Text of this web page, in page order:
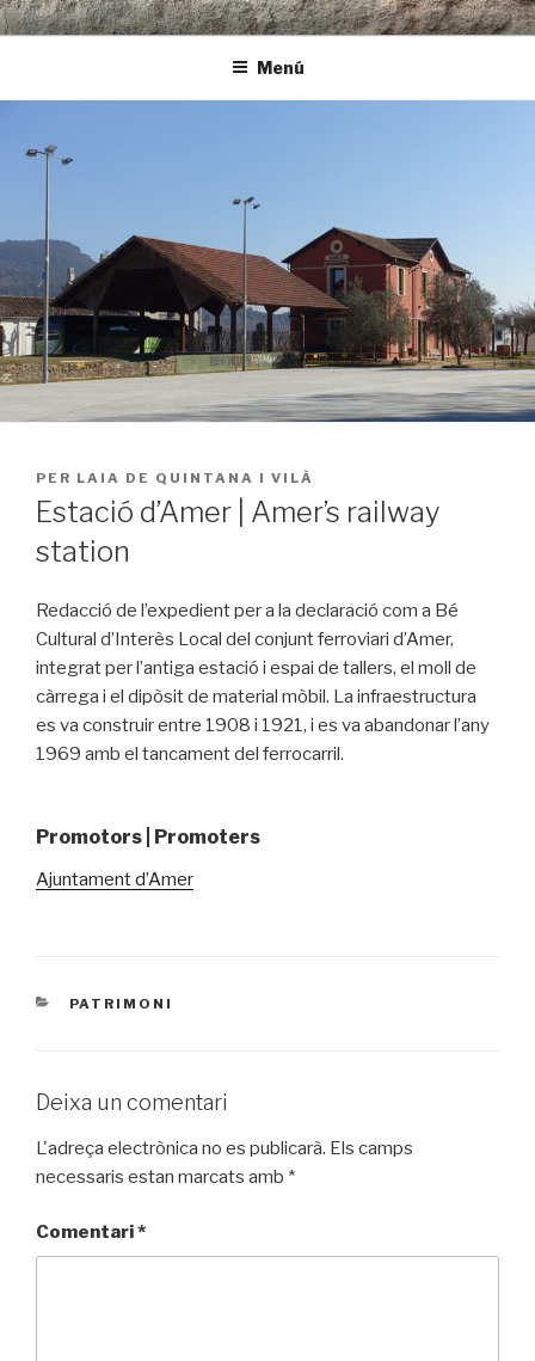
Vés
al
LAR | arquitectura i rehabilitació
Menú
PUBLICAT
A
PER LAIA DE QUINTANA I VILÀ
Estació d’Amer | Amer’s railway
station
Redacció de l’expedient per a la declaració com a Bé
Cultural d’Interès Local del conjunt ferroviari d’Amer,
integrat per l’antiga estació i espai de tallers, el moll de
càrrega i el dipòsit de material mòbil. La infraestructura
es va construir entre 1908 i 1921, i es va abandonar l’any
1969 amb el tancament del ferrocarril.
Promotors | Promoters
Ajuntament d’Amer
CATEGORIES
PATRIMONI
Deixa un comentari
L'adreça electrònica no es publicarà. Els camps
necessaris estan marcats amb *
Comentari*